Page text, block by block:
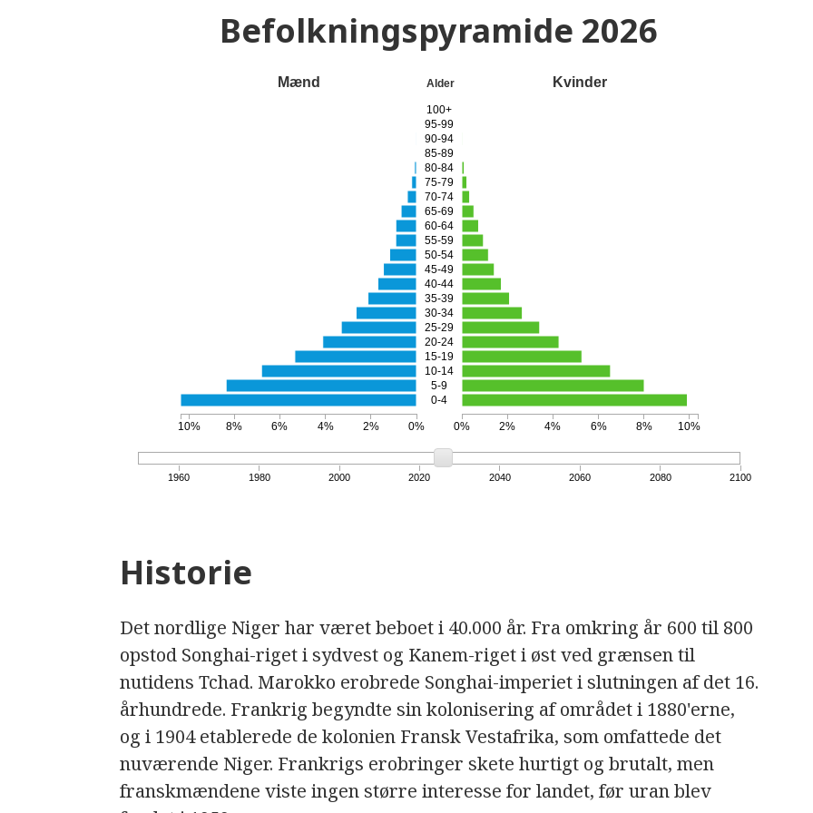
Befolkningspyramide 2026
Mænd Alder
0-4
5-9
10-14
15-19
20-24
25-29
30-34
35-39
40-44
45-49
50-54
55-59
60-64
65-69
70-74
75-79
80-84
85-89
90-94
95-99
100+
Kvinder
0%
2%
4%
6%
8%
10% 0% 2% 4% 6% 8% 10%
1960 1980 2000 2020 2040 2060 2080 2100
Historie
Det nordlige Niger har været beboet i 40.000 år. Fra omkring år 600 til 800
opstod Songhai-riget i sydvest og Kanem-riget i øst ved grænsen til
nutidens Tchad. Marokko erobrede Songhai-imperiet i slutningen af ​​det 16.
århundrede. Frankrig begyndte sin kolonisering af området i 1880'erne,
og i 1904 etablerede de kolonien Fransk Vestafrika, som omfattede det
nuværende Niger. Frankrigs erobringer skete hurtigt og brutalt, men
franskmændene viste ingen større interesse for landet, før uran blev